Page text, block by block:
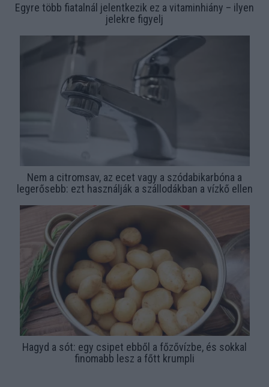
Egyre több fiatalnál jelentkezik ez a vitaminhiány – ilyen
jelekre figyelj
Nem a citromsav, az ecet vagy a szódabikarbóna a
legerősebb: ezt használják a szállodákban a vízkő ellen
Hagyd a sót: egy csipet ebből a főzővízbe, és sokkal
finomabb lesz a főtt krumpli